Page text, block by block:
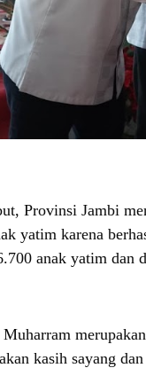
Provinsi Jambi
yatim karena
anak yatim
kasih sayang